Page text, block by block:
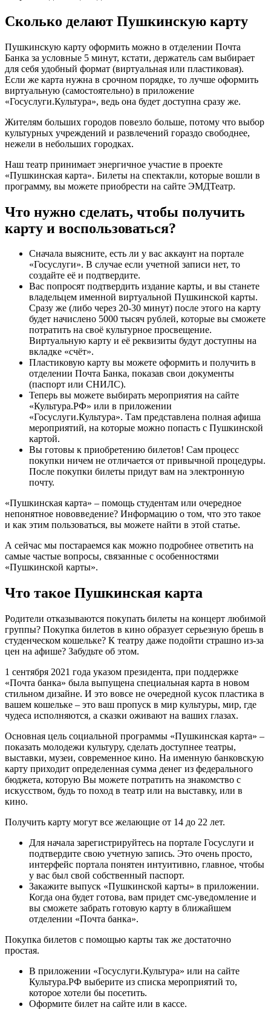
Сколько делают Пушкинскую карту
Пушкинскую карту оформить можно в отделении Почта
Банка за условные 5 минут, кстати, держатель сам выбирает
для себя удобный формат (виртуальная или пластиковая).
Если же карта нужна в срочном порядке, то лучше оформить
виртуальную (самостоятельно) в приложение
«Госуслуги.Культура», ведь она будет доступна сразу же.
Жителям больших городов повезло больше, потому что выбор
культурных учреждений и развлечений гораздо свободнее,
нежели в небольших городках.
Наш театр принимает энергичное участие в проекте
«Пушкинская карта». Билеты на спектакли, которые вошли в
программу, вы можете приобрести на сайте ЭМДТеатр.
Что нужно сделать, чтобы получить
карту и воспользоваться?
Сначала выясните, есть ли у вас аккаунт на портале
«Госуслуги». В случае если учетной записи нет, то
создайте её и подтвердите.
Вас попросят подтвердить издание карты, и вы станете
владельцем именной виртуальной Пушкинской карты.
Сразу же (либо через 20-30 минут) после этого на карту
будет начислено 5000 тысяч рублей, которые вы сможете
потратить на своё культурное просвещение.
Виртуальную карту и её реквизиты будут доступны на
вкладке «счёт».
Пластиковую карту вы можете оформить и получить в
отделении Почта Банка, показав свои документы
(паспорт или СНИЛС).
Теперь вы можете выбирать мероприятия на сайте
«Культура.РФ» или в приложении
«Госуслуги.Культура». Там представлена полная афиша
мероприятий, на которые можно попасть с Пушкинской
картой.
Вы готовы к приобретению билетов! Сам процесс
покупки ничем не отличается от привычной процедуры.
После покупки билеты придут вам на электронную
почту.
«Пушкинская карта» – помощь студентам или очередное
непонятное нововведение? Информацию о том, что это такое
и как этим пользоваться, вы можете найти в этой статье.
А сейчас мы постараемся как можно подробнее ответить на
самые частые вопросы, связанные с особенностями
«Пушкинской карты».
Что такое Пушкинская карта
Родители отказываются покупать билеты на концерт любимой
группы? Покупка билетов в кино образует серьезную брешь в
студенческом кошельке? К театру даже подойти страшно из-за
цен на афише? Забудьте об этом.
1 сентября 2021 года указом президента, при поддержке
«Почта банка» была выпущена специальная карта в новом
стильном дизайне. И это вовсе не очередной кусок пластика в
вашем кошельке – это ваш пропуск в мир культуры, мир, где
чудеса исполняются, а сказки оживают на ваших глазах.
Основная цель социальной программы «Пушкинская карта» –
показать молодежи культуру, сделать доступнее театры,
выставки, музеи, современное кино. На именную банковскую
карту приходит определенная сумма денег из федерального
бюджета, которую Вы можете потратить на знакомство с
искусством, будь то поход в театр или на выставку, или в
кино.
Получить карту могут все желающие от 14 до 22 лет.
Для начала зарегистрируйтесь на портале Госуслуги и
подтвердите свою учетную запись. Это очень просто,
интерфейс портала понятен интуитивно, главное, чтобы
у вас был свой собственный паспорт.
Закажите выпуск «Пушкинской карты» в приложении.
Когда она будет готова, вам придет смс-уведомление и
вы сможете забрать готовую карту в ближайшем
отделении «Почта банка».
Покупка билетов с помощью карты так же достаточно
простая.
В приложении «Госуслуги.Культура» или на сайте
Культура.РФ выберите из списка мероприятий то,
которое хотели бы посетить.
Оформите билет на сайте или в кассе.